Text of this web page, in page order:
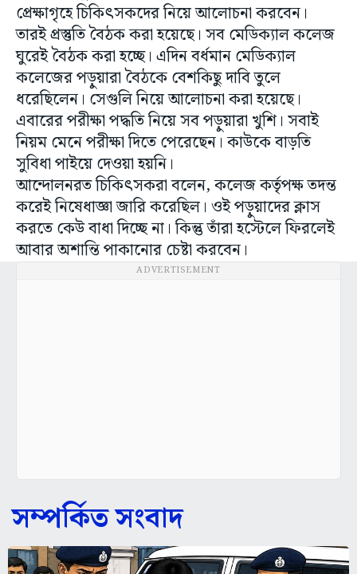
প্রেক্ষাগৃহে চিকিৎসকদের নিয়ে আলোচনা করবেন।
তারই প্রস্তুতি বৈঠক করা হয়েছে। সব মেডিক্যাল কলেজ
ঘুরেই বৈঠক করা হচ্ছে। এদিন বর্ধমান মেডিক্যাল
কলেজের পড়ুয়ারা বৈঠকে বেশকিছু দাবি তুলে
ধরেছিলেন। সেগুলি নিয়ে আলোচনা করা হয়েছে।
এবারের পরীক্ষা পদ্ধতি নিয়ে সব পড়ুয়ারা খুশি। সবাই
নিয়ম মেনে পরীক্ষা দিতে পেরেছেন। কাউকে বাড়তি
সুবিধা পাইয়ে দেওয়া হয়নি।
আন্দোলনরত চিকিৎসকরা বলেন, কলেজ কর্তৃপক্ষ তদন্ত
করেই নিষেধাজ্ঞা জারি করেছিল। ওই পড়ুয়াদের ক্লাস
করতে কেউ বাধা দিচ্ছে না। কিন্তু তাঁরা হস্টেলে ফিরলেই
আবার অশান্তি পাকানোর চেষ্টা করবেন।
ADVERTISEMENT
সম্পর্কিত সংবাদ